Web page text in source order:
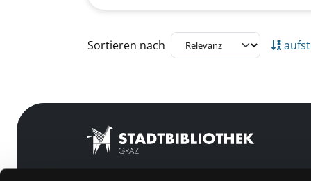
Zu den Suchfiltern springen
Sortieren nach